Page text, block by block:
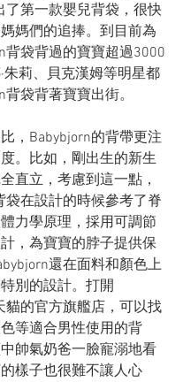
了第一款嬰兒背袋，很快
媽們的追捧。到目前為
背袋背過的寶寶超過3000
朱莉、貝克漢姆等明星都
袋背著寶寶出街。
，Babybjorn的背帶更注
。比如，剛出生的新生
直立，考慮到這一點，
袋在設計的時候參考了脊
力學原理，採用可調節
，為寶寶的脖子提供保
還在面料和顏色上
別的設計。打開
貓的官方旗艦店，可以找
等適合男性使用的背
帥氣奶爸一臉寵溺地看
樣子也很難不讓人心